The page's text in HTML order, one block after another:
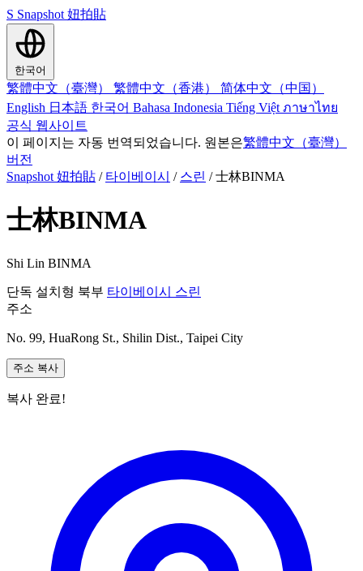
S Snapshot 妞拍貼
한국어
繁體中文（臺灣） 繁體中文（香港） 简体中文（中国）
English 日本語 한국어 Bahasa Indonesia Tiếng Việt ภาษาไทย
공식 웹사이트
이 페이지는 자동 번역되었습니다. 원본은繁體中文（臺灣）
버전
Snapshot 妞拍貼 / 타이베이시 / 스린 / 士林BINMA
士林BINMA
Shi Lin BINMA
단독 설치형 북부 타이베이시 스린
주소
No. 99, HuaRong St., Shilin Dist., Taipei City
주소 복사
복사 완료!